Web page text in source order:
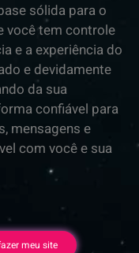
sólida para o
você tem controle
e a experiência do
e devidamente
da sua
confiável para
mensagens e
com você e sua
meu site